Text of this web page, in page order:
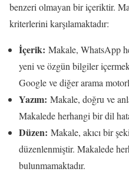
benzeri olmayan bir içeriktir.
kriterlerini karşılamaktadır:
İçerik: Makale, WhatsApp
yeni ve özgün bilgiler
Google ve diğer arama
Yazım: Makale, doğru ve
Makalede herhangi bir dil
Düzen: Makale, akıcı bir
düzenlenmiştir. Makalede
bulunmamaktadır.